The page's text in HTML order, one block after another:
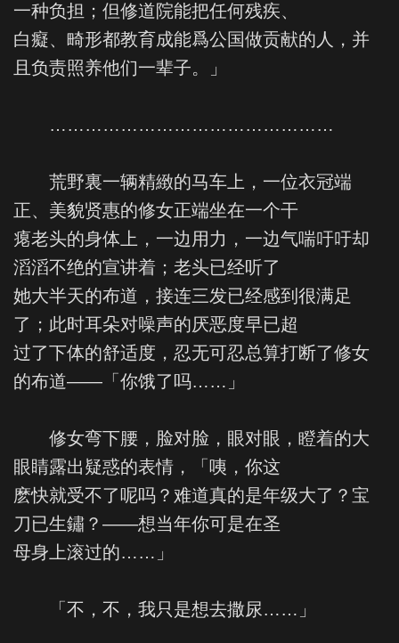
一种负担；但修道院能把任何残疾、
白癡、畸形都教育成能爲公国做贡献的人，并
且负责照养他们一辈子。」
…………………………………………
荒野裏一辆精緻的马车上，一位衣冠端
正、美貌贤惠的修女正端坐在一个干
瘪老头的身体上，一边用力，一边气喘吁吁却
滔滔不绝的宣讲着；老头已经听了
她大半天的布道，接连三发已经感到很满足
了；此时耳朵对噪声的厌恶度早已超
过了下体的舒适度，忍无可忍总算打断了修女
的布道——「你饿了吗……」
修女弯下腰，脸对脸，眼对眼，瞪着的大
眼睛露出疑惑的表情，「咦，你这
麽快就受不了呢吗？难道真的是年级大了？宝
刀已生鏽？——想当年你可是在圣
母身上滚过的……」
「不，不，我只是想去撒尿……」